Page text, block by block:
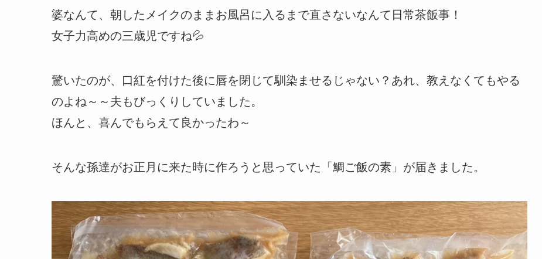
婆なんて、朝したメイクのままお風呂に入るまで直さないなんて日常茶飯事！
女子力高めの三歳児ですね💦
驚いたのが、口紅を付けた後に唇を閉じて馴染ませるじゃない？あれ、教えなくてもやる
のよね～～夫もびっくりしていました。
ほんと、喜んでもらえて良かったわ～
そんな孫達がお正月に来た時に作ろうと思っていた「鯛ご飯の素」が届きました。